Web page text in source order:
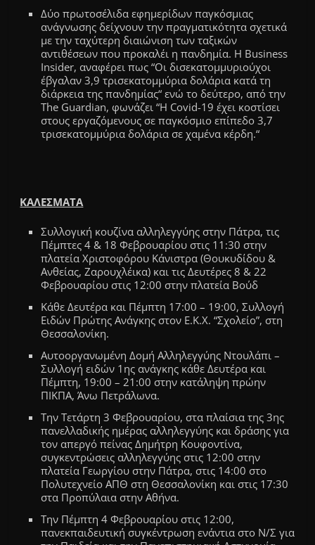
Δύο πρωτοσέλιδα εφημερίδων παγκόσμιας
ανάγνωσης δείχνουν την πραγματικότητα σχετικά
με την ταχύτερη διαιώνιση των ταξικών
αντιθέσεων που προκαλέι η πανδημία. Η Business
Insider, αναφέρει πως“Οι δισεκατομμυριούχοι
έβγαλαν 3,9 τρισεκατομμύρια δολάρια κατά τη
διάρκεια της πανδημίας“ ενώ το δεύτερο, από την
The Guardian, φωνάζει“Η Covid-19 έχει κοστίσει
στους εργαζόμενους σε παγκόσμιο επίπεδο 3,7
τρισεκατομμύρια δολάρια σε χαμένα κέρδη.“
ΚΑΛΕΣΜΑΤΑ
Συλλογική κουζίνα αλληλεγγύης στην Πάτρα, τις
Πέμπτες 4 & 18 Φεβρουαρίου στις 11:30 στην
πλατεία Χριστοφόρου Κάνιστρα (Θουκυδίδου &
Ανθείας, Ζαρουχλέικα) και τις Δευτέρες 8 & 22
Φεβρουαρίου στις 12:00 στην πλατεία Βούδ
Κάθε Δευτέρα και Πέμπτη 17:00 – 19:00, Συλλογή
Ειδών Πρώτης Ανάγκης στον Ε.Κ.Χ. “Σχολείο”, στη
Θεσσαλονίκη.
Αυτοοργανωμένη Δομή Αλληλεγγύης Ντουλάπι –
Συλλογή ειδών 1ης ανάγκης κάθε Δευτέρα και
Πέμπτη, 19:00 – 21:00 στην κατάληψη πρώην
ΠΙΚΠΑ, Άνω Πετράλωνα.
Την Τετάρτη 3 Φεβρουαρίου, στα πλαίσια της 3ης
πανελλαδικής ημέρας αλληλεγγύης και δράσης για
τον απεργό πείνας Δημήτρη Κουφοντίνα,
συγκεντρώσεις αλληλεγγύης στις 12:00 στην
πλατεία Γεωργίου στην Πάτρα, στις 14:00 στο
Πολυτεχνείο ΑΠΘ στη Θεσσαλονίκη και στις 17:30
στα Προπύλαια στην Αθήνα.
Την Πέμπτη 4 Φεβρουαρίου στις 12:00,
πανεκπαιδευτική συγκέντρωση ενάντια στο Ν/Σ για